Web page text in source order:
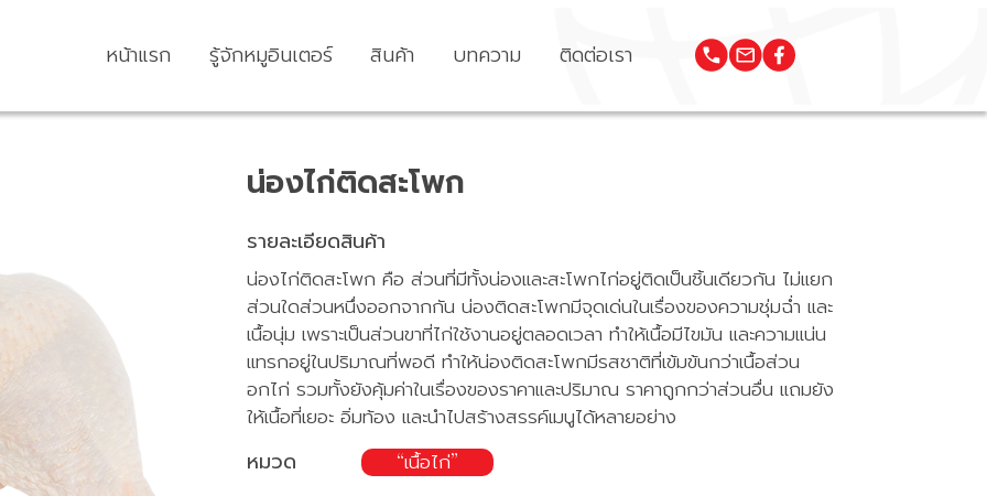
หน้าแรก รู้จักหมูอินเตอร์ สินค้า บทความ ติดต่อเรา
น่องไก่ติดสะโพก
รายละเอียดสินค้า
น่องไก่ติดสะโพก คือ ส่วนที่มีทั้งน่องและสะโพกไก่อยู่ติดเป็นชิ้นเดียวกัน ไม่แยก
ส่วนใดส่วนหนึ่งออกจากกัน น่องติดสะโพกมีจุดเด่นในเรื่องของความชุ่มฉ่ำ และ
เนื้อนุ่ม เพราะเป็นส่วนขาที่ไก่ใช้งานอยู่ตลอดเวลา ทำให้เนื้อมีไขมัน และความแน่น
แทรกอยู่ในปริมาณที่พอดี ทำให้น่องติดสะโพกมีรสชาติที่เข้มข้นกว่าเนื้อส่วน
อกไก่ รวมทั้งยังคุ้มค่าในเรื่องของราคาและปริมาณ ราคาถูกกว่าส่วนอื่น แถมยัง
ให้เนื้อที่เยอะ อิ่มท้อง และนำไปสร้างสรรค์เมนูได้หลายอย่าง
หมวด เนื้อไก่